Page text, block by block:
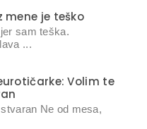
mene je teško
sam teška.
...
Volim te
Ne od mesa,